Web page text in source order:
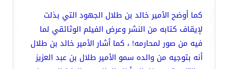
كما أوضح الأمير خالد بن طلال الجهود التي بذلت
لإيقاف كتابه من النشر وعرض الفيلم الوثائقي لما
فيه من صور لمحارمه! ، كما أشار الأمير خالد بن طلال
أنه بتوجيه من والده سمو الأمير طلال بن عبد العزيز